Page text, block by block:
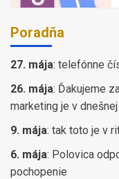
Poradňa
27. mája: telefónne
26. mája: Ďakujeme
marketing je v
9. mája: tak toto je v
6. mája: Polovica
pochopenie